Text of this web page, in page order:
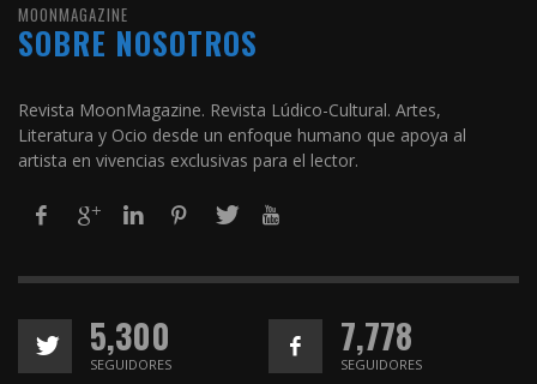
MOONMAGAZINE
SOBRE NOSOTROS
Revista MoonMagazine. Revista Lúdico-Cultural. Artes,
Literatura y Ocio desde un enfoque humano que apoya al
artista en vivencias exclusivas para el lector.
5,300
SEGUIDORES
7,778
SEGUIDORES